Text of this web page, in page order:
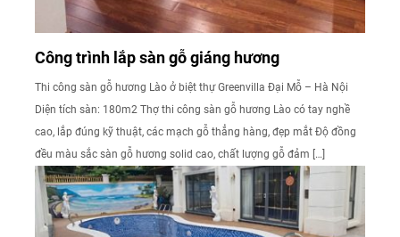
Công trình lắp sàn gỗ giáng hương
Thi công sàn gỗ hương Lào ở biệt thự Greenvilla Đại Mỗ – Hà Nội
Diện tích sàn: 180m2 Thợ thi công sàn gỗ hương Lào có tay nghề
cao, lắp đúng kỹ thuật, các mạch gỗ thẳng hàng, đẹp mắt Độ đồng
đều màu sắc sàn gỗ hương solid cao, chất lượng gỗ đảm […]